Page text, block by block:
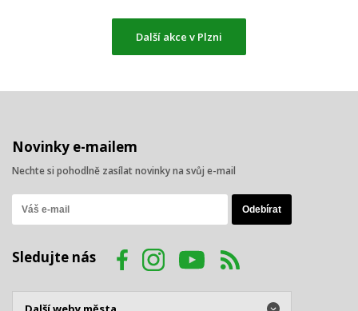
Další akce v Plzni
Novinky e-mailem
Nechte si pohodlně zasílat novinky na svůj e-mail
Sledujte nás